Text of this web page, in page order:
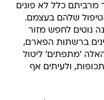
מרביתם כלל לא פונים
שלהם בעצמם.
נוטים לחפש מזור
ברשתות הפארם,
'מתפתים' ליטול
ולעיתים אף